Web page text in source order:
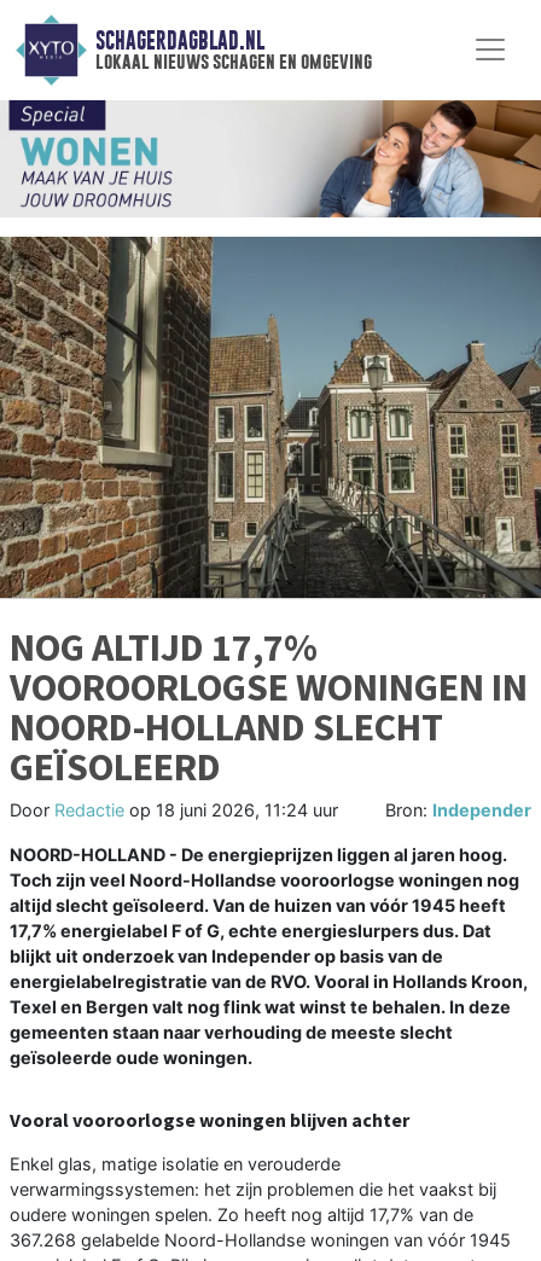
SCHAGERDAGBLAD.NL
lokaal nieuws schagen en omgeving
NOG ALTIJD 17,7%
VOOROORLOGSE WONINGEN IN
NOORD-HOLLAND SLECHT
GEÏSOLEERD
Door Redactie op 18 juni 2026, 11:24 uur Bron: Independer
NOORD-HOLLAND - De energieprijzen liggen al jaren hoog.
Toch zijn veel Noord-Hollandse vooroorlogse woningen nog
altijd slecht geïsoleerd. Van de huizen van vóór 1945 heeft
17,7% energielabel F of G, echte energieslurpers dus. Dat
blijkt uit onderzoek van Independer op basis van de
energielabelregistratie van de RVO. Vooral in Hollands Kroon,
Texel en Bergen valt nog flink wat winst te behalen. In deze
gemeenten staan naar verhouding de meeste slecht
geïsoleerde oude woningen.
Vooral vooroorlogse woningen blijven achter
Enkel glas, matige isolatie en verouderde
verwarmingssystemen: het zijn problemen die het vaakst bij
oudere woningen spelen. Zo heeft nog altijd 17,7% van de
367.268 gelabelde Noord-Hollandse woningen van vóór 1945